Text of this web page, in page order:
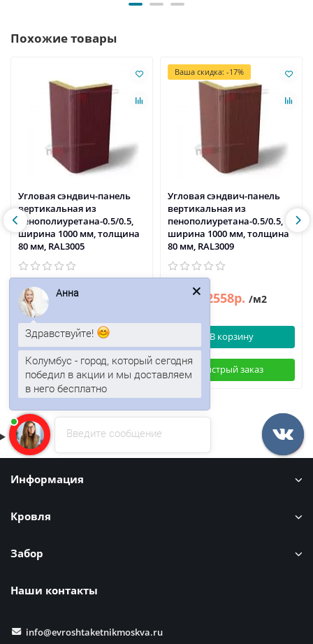
Похожие товары
Угловая сэндвич-панель
вертикальная из
пенополиуретана-0.5/0.5,
ширина 1000 мм, толщина
80 мм, RAL3005
2543р. /м2
В корзину
Быстрый заказ
Ваша скидка: -17%
Угловая сэндвич-панель
вертикальная из
пенополиуретана-0.5/0.5,
ширина 1000 мм, толщина
80 мм, RAL3009
3082р. 2558р. /м2
В корзину
Быстрый заказ
Информация
Кровля
Забор
Наши контакты
info@evroshtaketnikmoskva.ru
Введите сообщение
Анна
Здравствуйте!
Колумбус - город, который сегодня
победил в акции и мы доставляем
в него бесплатно